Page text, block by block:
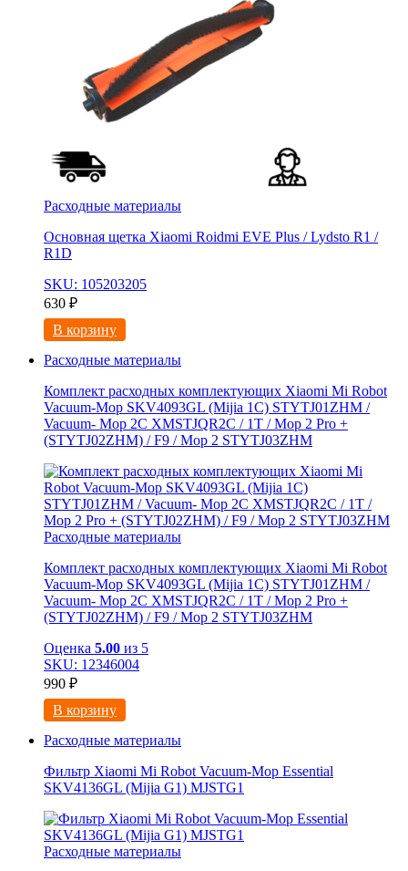
Расходные материалы
Основная щетка Xiaomi Roidmi EVE Plus / Lydsto R1 /
R1D
SKU: 105203205
630 ₽
В корзину
Расходные материалы
Комплект расходных комплектующих Xiaomi Mi Robot
Vacuum-Mop SKV4093GL (Mijia 1C) STYTJ01ZHM /
Vacuum- Mop 2C XMSTJQR2C / 1T / Mop 2 Pro +
(STYTJ02ZHM) / F9 / Mop 2 STYTJ03ZHM
Расходные материалы
Комплект расходных комплектующих Xiaomi Mi Robot
Vacuum-Mop SKV4093GL (Mijia 1C) STYTJ01ZHM /
Vacuum- Mop 2C XMSTJQR2C / 1T / Mop 2 Pro +
(STYTJ02ZHM) / F9 / Mop 2 STYTJ03ZHM
Оценка 5.00 из 5
SKU: 12346004
990 ₽
В корзину
Расходные материалы
Фильтр Xiaomi Mi Robot Vacuum-Mop Essential
SKV4136GL (Mijia G1) MJSTG1
Расходные материалы